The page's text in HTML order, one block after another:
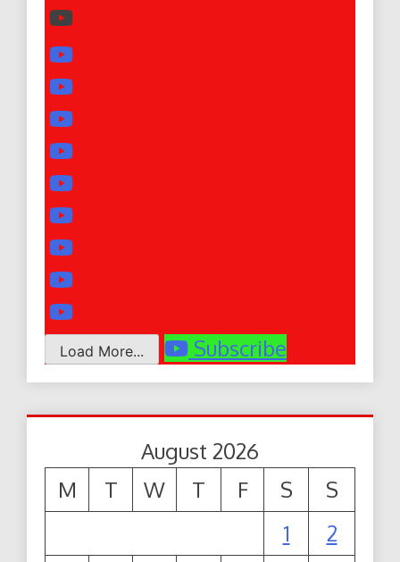
Load More... Subscribe
August 2026
M
T W T F S
S
1
2